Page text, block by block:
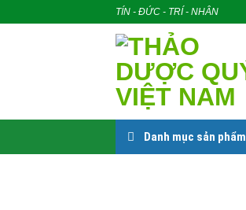
TÍN - ĐỨC - TRÍ - NHÂN
Danh mục sản phẩm